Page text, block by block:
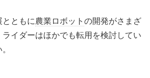
ともに農業ロボット の開発がさまざ
ライダーはほかでも転用を検討してい